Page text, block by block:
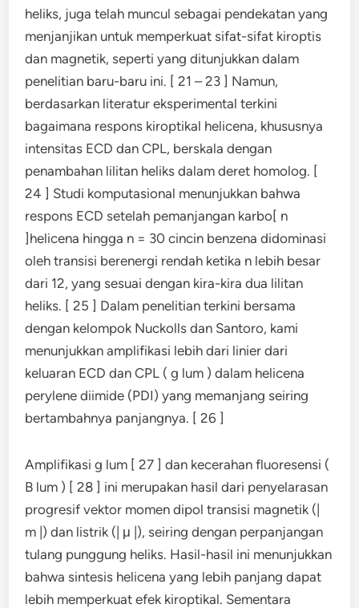
heliks, juga telah muncul sebagai pendekatan yang
menjanjikan untuk memperkuat sifat-sifat kiroptis
dan magnetik, seperti yang ditunjukkan dalam
penelitian baru-baru ini. [ 21 – 23 ] Namun,
berdasarkan literatur eksperimental terkini
bagaimana respons kiroptikal helicena, khususnya
intensitas ECD dan CPL, berskala dengan
penambahan lilitan heliks dalam deret homolog. [
24 ] Studi komputasional menunjukkan bahwa
respons ECD setelah pemanjangan karbo[ n
]helicena hingga n = 30 cincin benzena didominasi
oleh transisi berenergi rendah ketika n lebih besar
dari 12, yang sesuai dengan kira-kira dua lilitan
heliks. [ 25 ] Dalam penelitian terkini bersama
dengan kelompok Nuckolls dan Santoro, kami
menunjukkan amplifikasi lebih dari linier dari
keluaran ECD dan CPL ( g lum ) dalam helicena
perylene diimide (PDI) yang memanjang seiring
bertambahnya panjangnya. [ 26 ]
Amplifikasi g lum [ 27 ] dan kecerahan fluoresensi (
B lum ) [ 28 ] ini merupakan hasil dari penyelarasan
progresif vektor momen dipol transisi magnetik (|
m |) dan listrik (| μ |), seiring dengan perpanjangan
tulang punggung heliks. Hasil-hasil ini menunjukkan
bahwa sintesis helicena yang lebih panjang dapat
lebih memperkuat efek kiroptikal. Sementara